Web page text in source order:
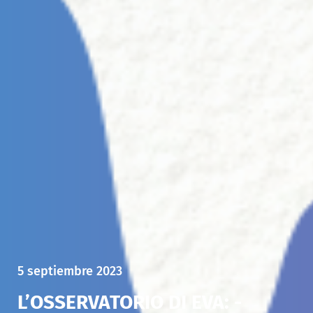
5 septiembre 2023
L’OSSERVATORIO DI EVA: -